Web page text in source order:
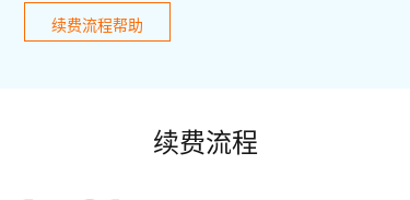
续费流程帮助
续费流程